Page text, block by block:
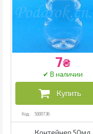
5000736
7₴
Контейнер 50мл